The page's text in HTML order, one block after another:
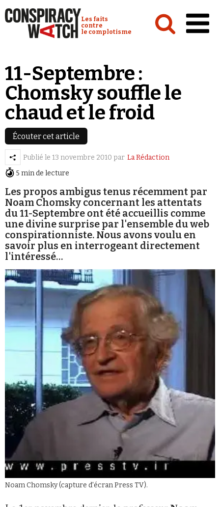
Conspiracy Watch :
Les faits
contre
le complotisme
Analyses
Conspipédia
Vidéos
Émissions
Revues de presse
Faire un don
Demander à Vera
Se connecter
11-Septembre :
Chomsky souffle le
chaud et le froid
Écouter cet article
Publié le 13 novembre 2010 par La Rédaction
5 min de lecture
Les propos ambigus tenus récemment par
Noam Chomsky concernant les attentats
du 11-Septembre ont été accueillis comme
une divine surprise par l'ensemble du web
conspirationniste. Nous avons voulu en
savoir plus en interrogeant directement
l'intéressé…
Noam Chomsky (capture d'écran Press TV).